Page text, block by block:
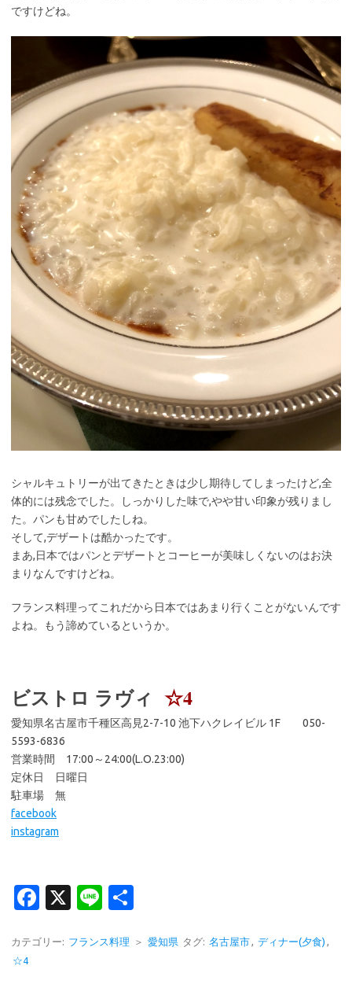
ですけどね。
シャルキュトリーが出てきたときは少し期待してしまったけど,全
体的には残念でした。しっかりした味で,やや甘い印象が残りまし
た。パンも甘めでしたしね。
そして,デザートは酷かったです。
まあ,日本ではパンとデザートとコーヒーが美味しくないのはお決
まりなんですけどね。
フランス料理ってこれだから日本ではあまり行くことがないんです
よね。もう諦めているというか。
ビストロ ラヴィ ☆4
愛知県名古屋市千種区高見2-7-10 池下ハクレイビル 1F 050-
5593-6836
営業時間 17:00～24:00(L.O.23:00)
定休日 日曜日
駐車場 無
facebook
instagram
Fa
e
X
Li
e
カテゴリー: フランス料理 ＞ 愛知県 タグ: 名古屋市, ディナー(夕食) ,
☆4